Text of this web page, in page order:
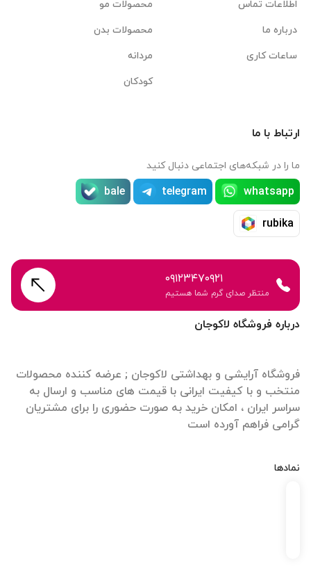
درباره فروشگاه لاکوجان
فروشگاه آرایشی و بهداشتی لاکوجان ; عرضه کننده محصولات
منتخب و با کیفیت ایرانی با قیمت های مناسب و ارسال به
سراسر ایران ، امکان خرید به صورت حضوری را برای مشتریان
گرامی فراهم آورده است
نمادها
اطلاعات تماس
درباره ما
ساعات کاری
محصولات مو
محصولات بدن
مردانه
کودکان
ارتباط با ما
ما را در شبکه‌های اجتماعی دنبال کنید
whatsapp
telegram
bale
rubika
۰۹۱۲۳۴۷۰۹۲۱
منتظر صدای گرم شما هستیم